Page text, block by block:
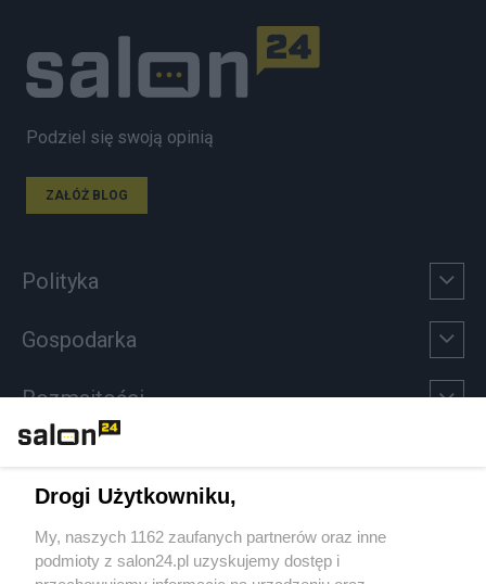
Podziel się swoją opinią
ZAŁÓŻ BLOG
Polityka
Gospodarka
Rozmaitości
Sport
Społeczeństwo
Drogi Użytkowniku,
My, naszych 1162 zaufanych partnerów oraz inne
podmioty z salon24.pl uzyskujemy dostęp i